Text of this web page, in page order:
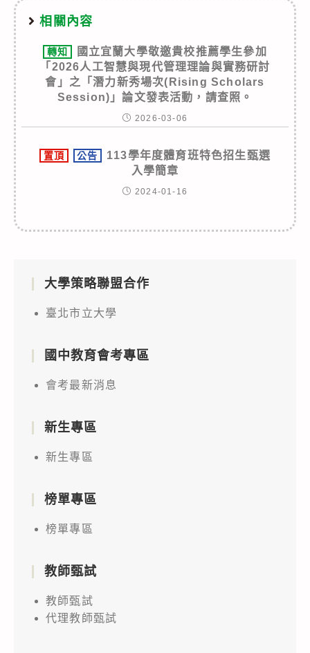
相關內容
轉知
國立宜蘭大學敬邀貴校推薦學生參加
「2026人工智慧與現代管理理論與實務研討
會」之「潛力新秀場次(Rising Scholars
Session)」論文發表活動，請查照。
2026-03-06
置頂 公告
113學年度體育班特色招生甄選
入學簡章
2024-01-16
大學策略聯盟合作
臺北市立大學
國中教育會考專區
會考最新消息
新生專區
新生專區
榜單專區
榜單專區
教師甄試
教師甄試
代理教師甄試